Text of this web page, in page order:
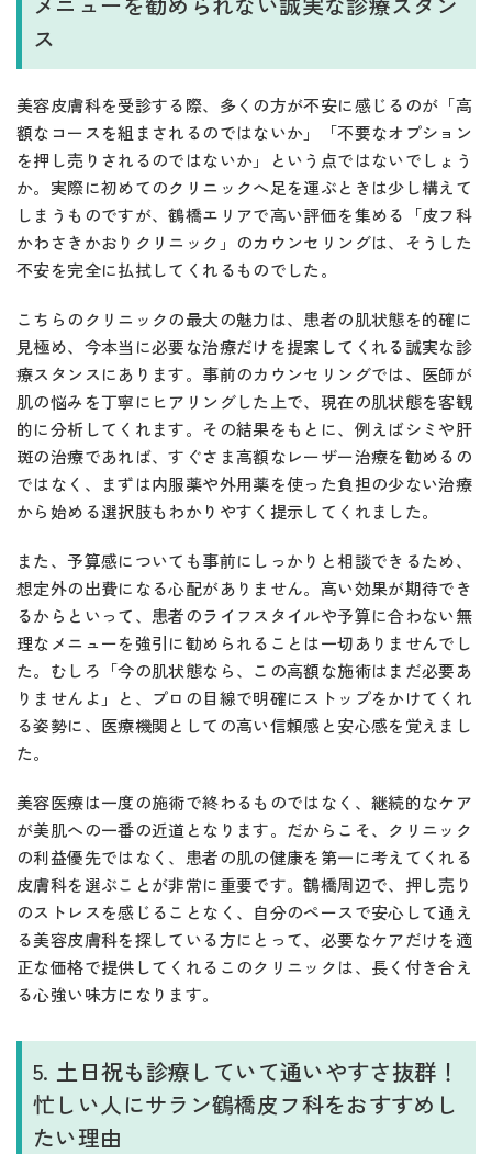
ス
美容皮膚科を受診する際、多くの方が不安に感じるのが「高
額なコースを組まされるのではないか」「不要なオプション
を押し売りされるのではないか」という点ではないでしょう
か。実際に初めてのクリニックへ足を運ぶときは少し構えて
しまうものですが、鶴橋エリアで高い評価を集める「皮フ科
かわさきかおりクリニック」のカウンセリングは、そうした
不安を完全に払拭してくれるものでした。
こちらのクリニックの最大の魅力は、患者の肌状態を的確に
見極め、今本当に必要な治療だけを提案してくれる誠実な診
療スタンスにあります。事前のカウンセリングでは、医師が
肌の悩みを丁寧にヒアリングした上で、現在の肌状態を客観
的に分析してくれます。その結果をもとに、例えばシミや肝
斑の治療であれば、すぐさま高額なレーザー治療を勧めるの
ではなく、まずは内服薬や外用薬を使った負担の少ない治療
から始める選択肢もわかりやすく提示してくれました。
また、予算感についても事前にしっかりと相談できるため、
想定外の出費になる心配がありません。高い効果が期待でき
るからといって、患者のライフスタイルや予算に合わない無
理なメニューを強引に勧められることは一切ありませんでし
た。むしろ「今の肌状態なら、この高額な施術はまだ必要あ
りませんよ」と、プロの目線で明確にストップをかけてくれ
る姿勢に、医療機関としての高い信頼感と安心感を覚えまし
た。
美容医療は一度の施術で終わるものではなく、継続的なケア
が美肌への一番の近道となります。だからこそ、クリニック
の利益優先ではなく、患者の肌の健康を第一に考えてくれる
皮膚科を選ぶことが非常に重要です。鶴橋周辺で、押し売り
のストレスを感じることなく、自分のペースで安心して通え
る美容皮膚科を探している方にとって、必要なケアだけを適
正な価格で提供してくれるこのクリニックは、長く付き合え
る心強い味方になります。
5. 土日祝も診療していて通いやすさ抜群！
忙しい人にサラン鶴橋皮フ科をおすすめし
たい理由